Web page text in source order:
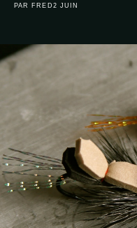
PAR FRED 2 JUIN